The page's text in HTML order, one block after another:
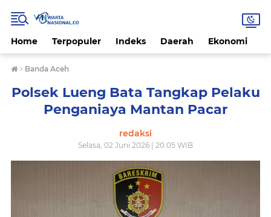
Home Terpopuler Indeks Daerah Ekonomi
› Banda Aceh
Polsek Lueng Bata Tangkap Pelaku
Penganiaya Mantan Pacar
redaksi
Selasa, 02 Juni 2026 | 20.05 WIB